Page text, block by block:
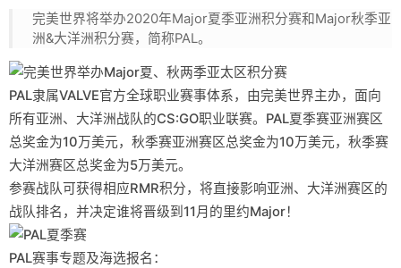
88hash-jp
完美世界将举办2020年Major夏季亚洲积分赛和Major秋季亚
洲&大洋洲积分赛，简称PAL。
PAL隶属VALVE官方全球职业赛事体系，由完美世界主办，面向
所有亚洲、大洋洲战队的CS:GO职业联赛。PAL夏季赛亚洲赛区
总奖金为10万美元，秋季赛亚洲赛区总奖金为10万美元，秋季赛
大洋洲赛区总奖金为5万美元。
参赛战队可获得相应RMR积分，将直接影响亚洲、大洋洲赛区的
战队排名，并决定谁将晋级到11月的里约Major！
PAL赛事专题及海选报名：